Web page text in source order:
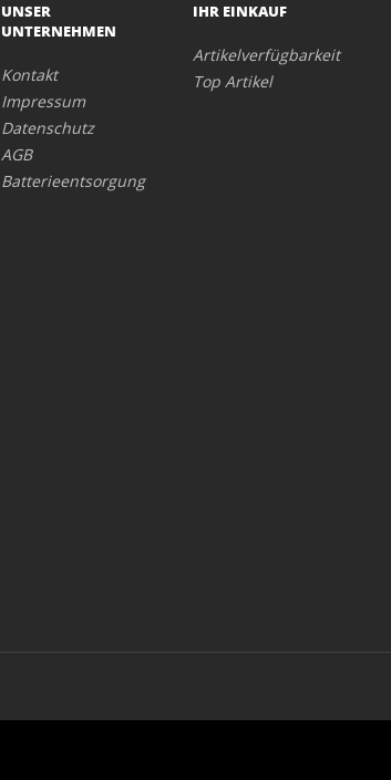
UNSER
UNTERNEHMEN
Kontakt
Impressum
Datenschutz
AGB
Batterieentsorgung
IHR EINKAUF
Artikelverfügbarkeit
Top Artikel